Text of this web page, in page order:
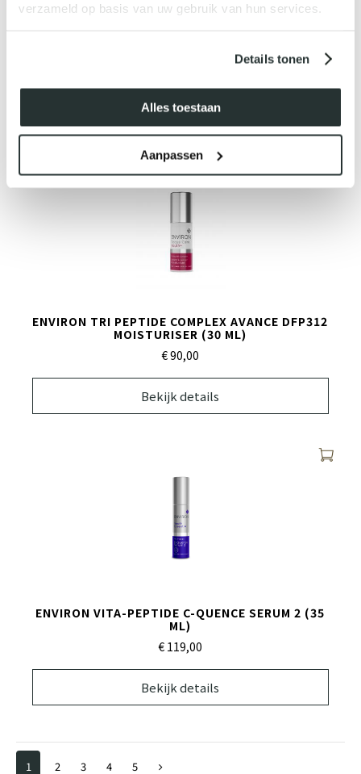
verzameld op basis van uw gebruik van hun services.
Details tonen
Alles toestaan
Aanpassen
Bekijk details
ENVIRON TRI PEPTIDE COMPLEX AVANCE DFP312
MOISTURISER (30 ML)
€ 90,00
Bekijk details
ENVIRON VITA-PEPTIDE C-QUENCE SERUM 2 (35
ML)
€ 119,00
Bekijk details
1 2 3 4 5